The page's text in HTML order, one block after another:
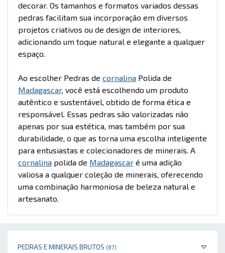
PEDRAS E MINERAIS BRUTOS (87)
decorar. Os tamanhos e formatos variados dessas
pedras facilitam sua incorporação em diversos
projetos criativos ou de design de interiores,
adicionando um toque natural e elegante a qualquer
espaço.
Ao escolher Pedras de cornalina Polida de
Madagascar, você está escolhendo um produto
autêntico e sustentável, obtido de forma ética e
responsável. Essas pedras são valorizadas não
apenas por sua estética, mas também por sua
durabilidade, o que as torna uma escolha inteligente
para entusiastas e colecionadores de minerais. A
cornalina polida de Madagascar é uma adição
valiosa a qualquer coleção de minerais, oferecendo
uma combinação harmoniosa de beleza natural e
artesanato.